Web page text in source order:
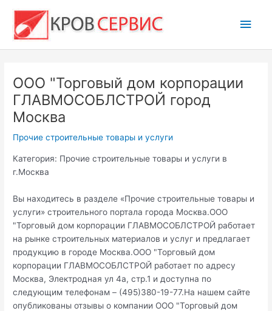
содержимому
ООО "Торговый дом корпорации
ГЛАВМОСОБЛСТРОЙ город
Москва
Прочие строительные товары и услуги
Категория: Прочие строительные товары и услуги в
г.Москва
Вы находитесь в разделе «Прочие строительные товары и
услуги» строительного портала города Москва.ООО
"Торговый дом корпорации ГЛАВМОСОБЛСТРОЙ работает
на рынке строительных материалов и услуг и предлагает
продукцию в городе Москва.ООО "Торговый дом
корпорации ГЛАВМОСОБЛСТРОЙ работает по адресу
Москва, Электродная ул 4а, стр.1 и доступна по
следующим телефонам – (495)380-19-77.На нашем сайте
опубликованы отзывы о компании ООО "Торговый дом